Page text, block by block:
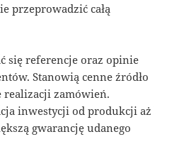
przeprowadzić całą
się referencje oraz opinie
Stanowią cenne źródło
zamówień.
inwestycji od produkcji aż
gwarancję udanego